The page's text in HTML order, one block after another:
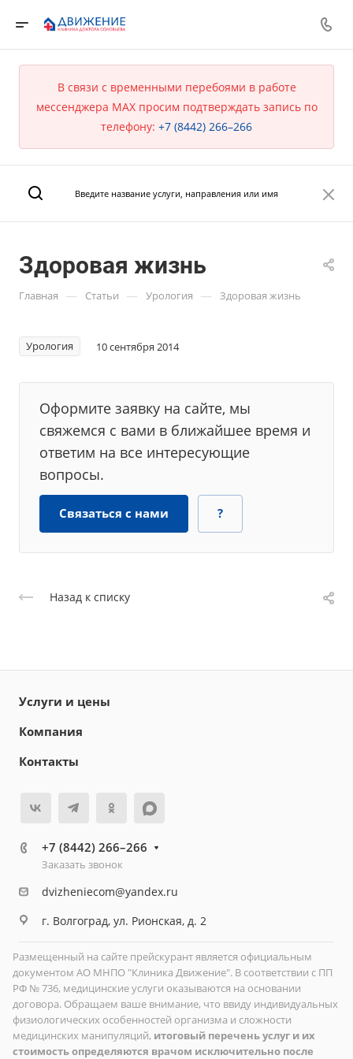
В связи с временными перебоями в работе
мессенджера MAX просим подтверждать запись по
телефону: +7 (8442) 266–266
Здоровая жизнь
Главная — Статьи — Урология — Здоровая жизнь
Урология 10 сентября 2014
Оформите заявку на сайте, мы
свяжемся с вами в ближайшее время и
ответим на все интересующие
вопросы.
Связаться с нами ?
Назад к списку
Услуги и цены
Компания
Контакты
+7 (8442) 266–266
Заказать звонок
dvizheniecom@yandex.ru
г. Волгоград, ул. Рионская, д. 2
Размещенный на сайте прейскурант является официальным
документом АО МНПО "Клиника Движение". В соответствии с ПП
РФ № 736, медицинские услуги оказываются на основании
договора. Обращаем ваше внимание, что ввиду индивидуальных
физиологических особенностей организма и сложности
медицинских манипуляций, итоговый перечень услуг и их
стоимость определяются врачом исключительно после